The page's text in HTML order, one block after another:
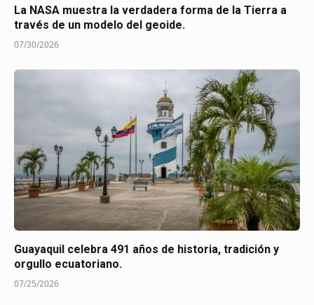
La NASA muestra la verdadera forma de la Tierra a
través de un modelo del geoide.
07/30/2026
Guayaquil celebra 491 años de historia, tradición y
orgullo ecuatoriano.
07/25/2026